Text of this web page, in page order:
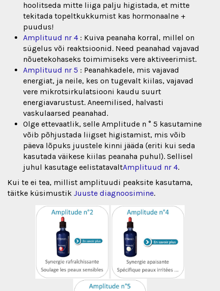
hoolitseda mitte liiga palju higistada, et mitte
tekitada topeltkukkumist kas hormonaalne +
puudus!
Amplituud nr 4 : Kuiva peanaha korral, millel on
sügelus või reaktsioonid. Need peanahad vajavad
nõuetekohaseks toimimiseks vere aktiveerimist.
Amplituud nr 5 : Peanahkadele, mis vajavad
energiat, ja neile, kes on tugevalt kiilas, vajavad
vere mikrotsirkulatsiooni kaudu suurt
energiavarustust. Aneemilised, halvasti
vaskulaarsed peanahad.
Olge ettevaatlik, selle Amplitude n ° 5 kasutamine
võib põhjustada liigset higistamist, mis võib
päeva lõpuks juustele kinni jääda (eriti kui seda
kasutada väikese kiilas peanaha puhul). Sellisel
juhul kasutage eelistatavaltAmplituud nr 4.
Kui te ei tea, millist amplituudi peaksite kasutama,
täitke küsimustik Juuste diagnoosimine.